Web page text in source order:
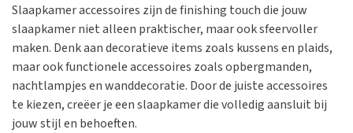
Slaapkamer accessoires zijn de finishing touch die jouw
slaapkamer niet alleen praktischer, maar ook sfeervoller
maken. Denk aan decoratieve items zoals kussens en plaids,
maar ook functionele accessoires zoals opbergmanden,
nachtlampjes en wanddecoratie. Door de juiste accessoires
te kiezen, creëer je een slaapkamer die volledig aansluit bij
jouw stijl en behoeften.